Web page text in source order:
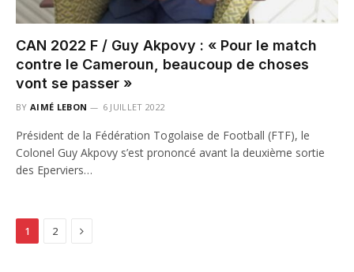
CAN 2022 F / Guy Akpovy : « Pour le match
contre le Cameroun, beaucoup de choses
vont se passer »
BY AIMÉ LEBON 6 JUILLET 2022
Président de la Fédération Togolaise de Football (FTF), le
Colonel Guy Akpovy s’est prononcé avant la deuxième sortie
des Eperviers…
1 2 Next